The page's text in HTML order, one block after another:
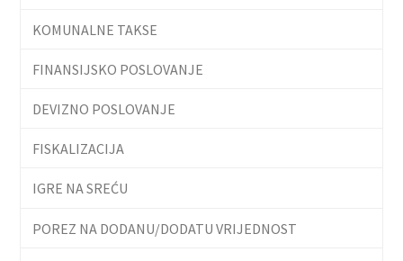
KOMUNALNE TAKSE
FINANSIJSKO POSLOVANJE
DEVIZNO POSLOVANJE
FISKALIZACIJA
IGRE NA SREĆU
POREZ NA DODANU/DODATU VRIJEDNOST